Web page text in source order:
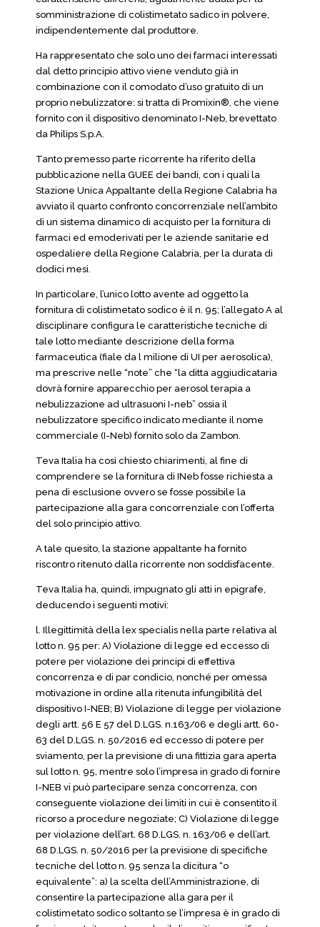
somministrazione di colistimetato sadico in polvere,
indipendentemente dal produttore.
Ha rappresentato che solo uno dei farmaci interessati
dal detto principio attivo viene venduto già in
combinazione con il comodato d’uso gratuito di un
proprio nebulizzatore: si tratta di Promixin®, che viene
fornito con il dispositivo denominato I-Neb, brevettato
da Philips S.p.A.
Tanto premesso parte ricorrente ha riferito della
pubblicazione nella GUEE dei bandi, con i quali la
Stazione Unica Appaltante della Regione Calabria ha
avviato il quarto confronto concorrenziale nell’ambito
di un sistema dinamico di acquisto per la fornitura di
farmaci ed emoderivati per le aziende sanitarie ed
ospedaliere della Regione Calabria, per la durata di
dodici mesi.
In particolare, l’unico lotto avente ad oggetto la
fornitura di colistimetato sodico è il n. 95; l’allegato A al
disciplinare configura le caratteristiche tecniche di
tale lotto mediante descrizione della forma
farmaceutica (fiale da l milione di UI per aerosolica),
ma prescrive nelle “note” che “la ditta aggiudicataria
dovrà fornire apparecchio per aerosol terapia a
nebulizzazione ad ultrasuoni I-neb” ossia il
nebulizzatore specifico indicato mediante il nome
commerciale (I-Neb) fornito solo da Zambon.
Teva Italia ha così chiesto chiarimenti, al fine di
comprendere se la fornitura di INeb fosse richiesta a
pena di esclusione ovvero se fosse possibile la
partecipazione alla gara concorrenziale con l’offerta
del solo principio attivo.
A tale quesito, la stazione appaltante ha fornito
riscontro ritenuto dalla ricorrente non soddisfacente.
Teva Italia ha, quindi, impugnato gli atti in epigrafe,
deducendo i seguenti motivi:
l. Illegittimità della lex specialis nella parte relativa al
lotto n. 95 per: A) Violazione di legge ed eccesso di
potere per violazione dei principi di effettiva
concorrenza e di par condicio, nonché per omessa
motivazione in ordine alla ritenuta infungibilità del
dispositivo I-NEB; B) Violazione di legge per violazione
degli artt. 56 E 57 del D.LGS. n.163/06 e degli artt. 60-
63 del D.LGS. n. 50/2016 ed eccesso di potere per
sviamento, per la previsione di una fittizia gara aperta
sul lotto n. 95, mentre solo l’impresa in grado di fornire
I-NEB vi può partecipare senza concorrenza, con
conseguente violazione dei limiti in cui è consentito il
ricorso a procedure negoziate; C) Violazione di legge
per violazione dell’art. 68 D.LGS. n. 163/06 e dell’art.
68 D.LGS. n. 50/2016 per la previsione di specifiche
tecniche del lotto n. 95 senza la dicitura “o
equivalente”: a) la scelta dell’Amministrazione, di
consentire la partecipazione alla gara per il
colistimetato sodico soltanto se l’impresa è in grado di